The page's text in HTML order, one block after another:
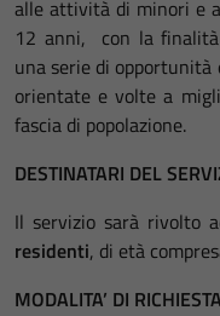
alle attività di minori e
12 anni, con la
una serie di opportunità
orientate e volte a
fascia di popolazione.
DESTINATARI DEL
Il servizio sarà rivolto
residenti, di età
MODALITA’ DI RICHIESTA